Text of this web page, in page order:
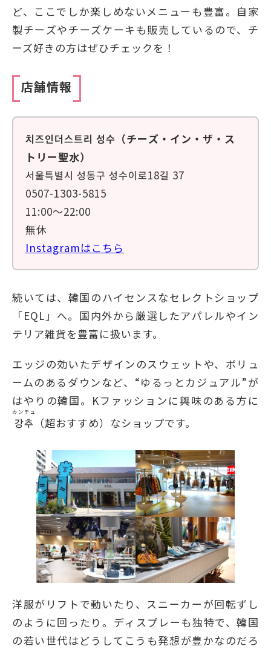
ど、ここでしか楽しめないメニューも豊富。自家
製チーズやチーズケーキも販売しているので、チ
ーズ好きの方はぜひチェックを！
店舗情報
치즈인더스트리 성수（チーズ・イン・ザ・ス
トリー聖水）
서울특별시 성동구 성수이로18길 37
0507-1303-5815
11:00～22:00
無休
Instagramはこちら
続いては、韓国のハイセンスなセレクトショップ
「EQL」へ。国内外から厳選したアパレルやイン
テリア雑貨を豊富に扱います。
エッジの効いたデザインのスウェットや、ボリュ
ームのあるダウンなど、“ゆるっとカジュアル”が
はやりの韓国。Kファッションに興味のある方に
강추
カンチュ
（超おすすめ）なショップです。
洋服がリフトで動いたり、スニーカーが回転ずし
のように回ったり。ディスプレーも独特で、韓国
の若い世代はどうしてこうも発想が豊かなのだろ